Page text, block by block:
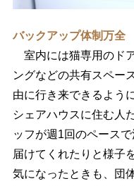
バックアップ体制万
室内には猫専用のド
ングなどの共有スペー
由に行き来できるよう
シェアハウスに住む人
ッフが週1回のペース
届けてくれたりと様子
気になったときも、団